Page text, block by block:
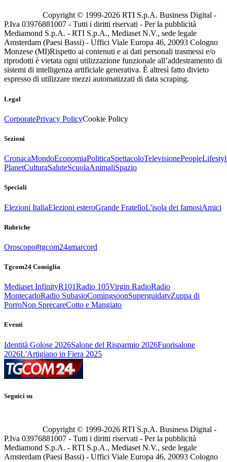
Copyright © 1999-2026 RTI S.p.A. Business Digital -
P.Iva 03976881007 - Tutti i diritti riservati - Per la pubblicità
Mediamond S.p.A. - RTI S.p.A., Mediaset N.V., sede legale
Amsterdam (Paesi Bassi) - Uffici Viale Europa 46, 20093 Cologno
Monzese (MI)Rispetto ai contenuti e ai dati personali trasmessi e/o
riprodotti è vietata ogni utilizzazione funzionale all’addestramento di
sistemi di intelligenza artificiale generativa. È altresì fatto divieto
espresso di utilizzare mezzi automatizzati di data scraping.
Legal
CorporatePrivacy PolicyCookie Policy
Sezioni
CronacaMondoEconomiaPoliticaSpettacoloTelevisionePeople
PlanetCulturaSaluteScuolaAnimaliSpazio
Speciali
Elezioni ItaliaElezioni esteroGrande FratelloL'isola dei famosiAmici
Rubriche
Oroscopo#tgcom24amarcord
Tgcom24 Consiglia
Mediaset InfinityR101Radio 105Virgin RadioRadio
MontecarloRadio SubasioComingsoonSuperguidatvZuppa di
PorroNon SprecareCotto e Mangiato
Eventi
Identità Golose 2026Salone del Risparmio 2026Fuorisalone
2026L'Artigiano in Fiera 2025
Seguici su
Copyright © 1999-2026 RTI S.p.A. Business Digital -
P.Iva 03976881007 - Tutti i diritti riservati - Per la pubblicità
Mediamond S.p.A. - RTI S.p.A., Mediaset N.V., sede legale
Amsterdam (Paesi Bassi) - Uffici Viale Europa 46, 20093 Cologno